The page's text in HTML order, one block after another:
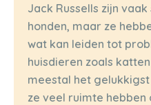
Jack Russells zijn
honden, maar ze
wat kan leiden tot
huisdieren zoals
meestal het
ze veel ruimte hebben